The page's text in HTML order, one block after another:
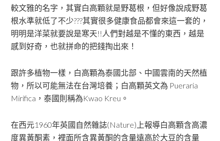
較文雅的名字，其實白高顆就是野葛根，但好像說成野葛
根水準就低了不少???其實很多健康食品都會來這一套的，
明明是洋菜就要說是寒天!!人們對越是不懂的東西，越是
感到好奇，也就拼命的把錢掏出來！
跟許多植物一樣，白高顆為泰國北部、中國雲南的天然植
物，所以可能無法在台灣培養；白高顆英文為 Pueraria
Mirifica，泰國則稱為Kwao Kreu。
在西元1960年英國自然雜誌(Nature)上報導白高顆含高濃
度異黃酮素，裡面所含異黃酮的含量遠高於大豆的含量